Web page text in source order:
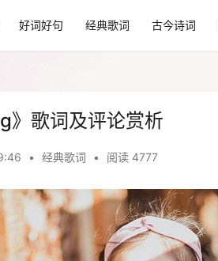
好词好句 经典歌词 古今诗词
》歌词及评论赏析
• 经典歌词 • 阅读 4777